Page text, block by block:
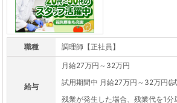
職種 調理師【正社員】
給与
月給27万円～32万円
試用期間中 月給27万円～32万円(
残業が発生した場合、残業代を1分